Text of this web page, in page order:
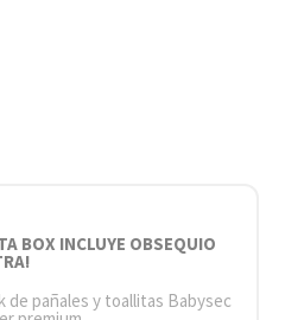
BOX INCLUYE OBSEQUIO
de pañales y toallitas Babysec